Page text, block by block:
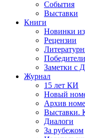
События
Выставки
Книги
Новинки
Рецензии
Заметки с
Журнал
15 лет КИ
Новый
Архив
Выставки.
Диалоги
За рубежом